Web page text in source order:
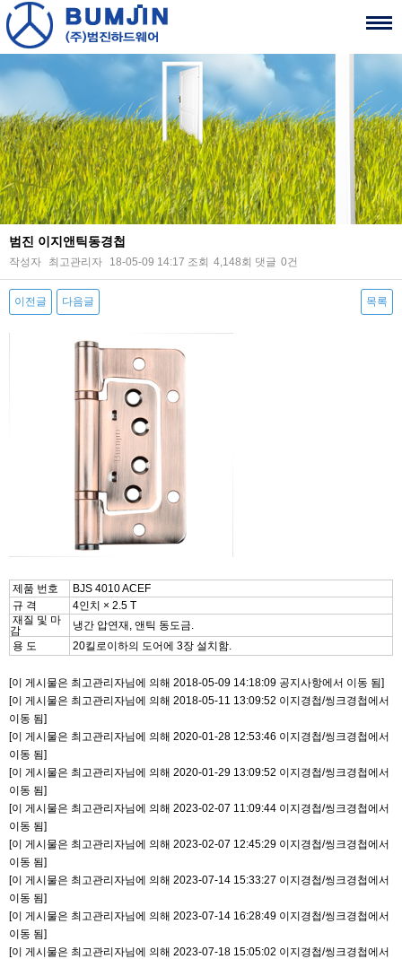
범진 이지앤틱동경첩
작성자 최고관리자 18-05-09 14:17 조회 4,148회 댓글 0건
이전글 다음글 목록
제품 번호
BJS 4010 ACEF
규 격
4인치 × 2.5 T
재질 및 마
감
냉간 압연재, 앤틱 동도금.
용 도
20킬로이하의 도어에 3장 설치함.
[이 게시물은 최고관리자님에 의해 2018-05-09 14:18:09 공지사항에서 이동 됨]
[이 게시물은 최고관리자님에 의해 2018-05-11 13:09:52 이지경첩/씽크경첩에서
이동 됨]
[이 게시물은 최고관리자님에 의해 2020-01-28 12:53:46 이지경첩/씽크경첩에서
이동 됨]
[이 게시물은 최고관리자님에 의해 2020-01-29 13:09:52 이지경첩/씽크경첩에서
이동 됨]
[이 게시물은 최고관리자님에 의해 2023-02-07 11:09:44 이지경첩/씽크경첩에서
이동 됨]
[이 게시물은 최고관리자님에 의해 2023-02-07 12:45:29 이지경첩/씽크경첩에서
이동 됨]
[이 게시물은 최고관리자님에 의해 2023-07-14 15:33:27 이지경첩/씽크경첩에서
이동 됨]
[이 게시물은 최고관리자님에 의해 2023-07-14 16:28:49 이지경첩/씽크경첩에서
이동 됨]
[이 게시물은 최고관리자님에 의해 2023-07-18 15:05:02 이지경첩/씽크경첩에서